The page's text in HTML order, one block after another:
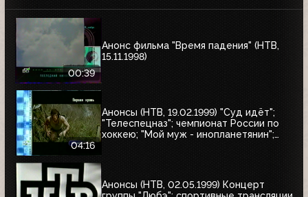
00:39
Анонс фильма "Время падения" (НТВ,
15.11.1998)
04:16
Анонсы (НТВ, 19.02.1999) "Суд идёт";
"Телеспецназ"; чемпионат России по
хоккею; "Мой муж - инопланетянин";
Анонсы (НТВ, 02.05.1999) Концерт